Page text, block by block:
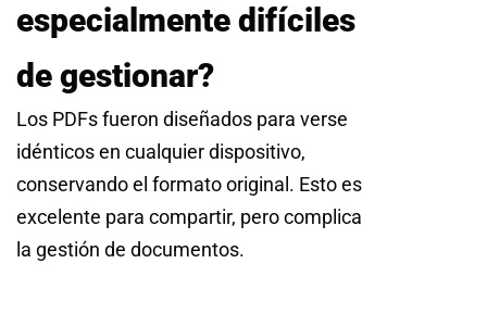
especialmente difíciles
de gestionar?
Los PDFs fueron diseñados para verse
idénticos en cualquier dispositivo,
conservando el formato original. Esto es
excelente para compartir, pero complica
la gestión de documentos.